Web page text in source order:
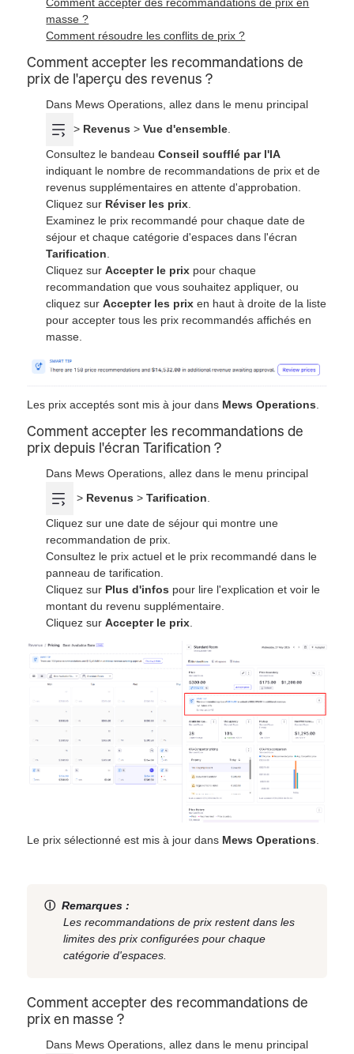
masse ?
Comment résoudre les conflits de prix ?
Comment accepter les recommandations de
prix de l'aperçu des revenus ?
Dans Mews Operations, allez dans le menu principal
> Revenus >Vue d'ensemble
Consultez le bandeauConseil soufflé par l'IA
indiquant le nombre de recommandations de prix et de
revenus supplémentaires en attente d'approbation.
Cliquez sur Réviser les prix
Examinez le prix recommandé pour chaque date de
séjour et chaque catégorie d'espaces dans l'écran
Tarification
Cliquez surAccepter le prix pour chaque
recommandation que vous souhaitez appliquer, ou
cliquez surAccepter les prix en haut à droite de la liste
pour accepter tous les prix recommandés affichés en
masse.
Les prix acceptés sont mis à jour dans Mews Operations
Comment accepter les recommandations de
prix depuis l'écran Tarification ?
Dans Mews Operations, allez dans le menu principal
> Revenus >Tarification
Cliquez sur une date de séjour qui montre une
recommandation de prix.
Consultez le prix actuel et le prix recommandé dans le
panneau de tarification.
Cliquez sur Plus d'infos pour lire l'explication et voir le
montant du revenu supplémentaire.
Cliquez surAccepter le prix
Le prix sélectionné est mis à jour dans Mews Operations
Ⓘ Remarques :
Les recommandations de prix restent dans les
limites des prix configurées pour chaque
catégorie d'espaces.
Comment accepter des recommandations de
prix en masse ?
Dans Mews Operations, allez dans le menu principal